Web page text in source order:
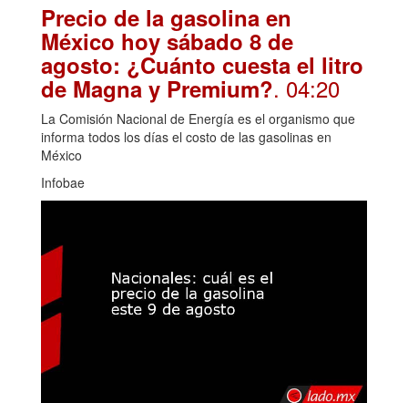
Precio de la gasolina en
México hoy sábado 8 de
agosto: ¿Cuánto cuesta el litro
de Magna y Premium?. 04:20
La Comisión Nacional de Energía es el organismo que
informa todos los días el costo de las gasolinas en
México
Infobae